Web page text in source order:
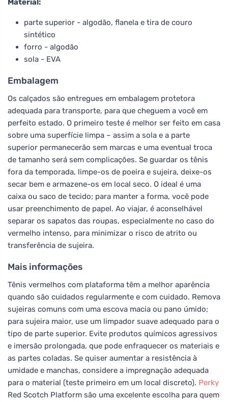
Material:
parte superior - algodão, flanela e tira de couro
sintético
forro - algodão
sola - EVA
Embalagem
Os calçados são entregues em embalagem protetora
adequada para transporte, para que cheguem a você em
perfeito estado. O primeiro teste é melhor ser feito em casa
sobre uma superfície limpa – assim a sola e a parte
superior permanecerão sem marcas e uma eventual troca
de tamanho será sem complicações. Se guardar os tênis
fora da temporada, limpe-os de poeira e sujeira, deixe-os
secar bem e armazene-os em local seco. O ideal é uma
caixa ou saco de tecido; para manter a forma, você pode
usar preenchimento de papel. Ao viajar, é aconselhável
separar os sapatos das roupas, especialmente no caso do
vermelho intenso, para minimizar o risco de atrito ou
transferência de sujeira.
Mais informações
Tênis vermelhos com plataforma têm a melhor aparência
quando são cuidados regularmente e com cuidado. Remova
sujeiras comuns com uma escova macia ou pano úmido;
para sujeira maior, use um limpador suave adequado para o
tipo de parte superior. Evite produtos químicos agressivos
e imersão prolongada, que pode enfraquecer os materiais e
as partes coladas. Se quiser aumentar a resistência à
umidade e manchas, considere a impregnação adequada
para o material (teste primeiro em um local discreto). Perky
Red Scotch Platform são uma excelente escolha para quem